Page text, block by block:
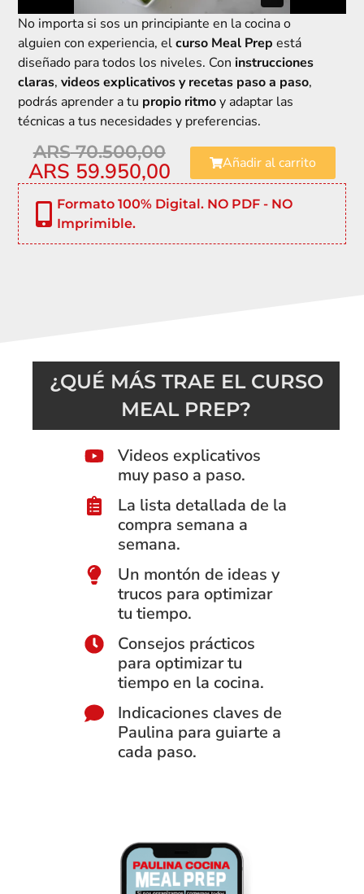
No importa si sos un principiante en la cocina o
alguien con experiencia, elcurso Meal Prep está
diseñado para todos los niveles. Con instrucciones
claras,videos explicativos y recetas paso a paso,
podrás aprender a tu propio ritmoy adaptar las
técnicas a tus necesidades y preferencias.
ARS70.500,00
ARS 59.950,00 Añadir al carrito
Formato 100% Digital. NO PDF - NO
Imprimible.
¿QUÉ MÁS TRAE EL CURSO
MEAL PREP?
Videos explicativos
muy paso a paso.
La lista detallada de la
compra semana a
semana.
Un montón de ideas y
trucos para optimizar
tu tiempo.
Consejos prácticos
para optimizar tu
tiempo en la cocina.
Indicaciones claves de
Paulina para guiarte a
cada paso.